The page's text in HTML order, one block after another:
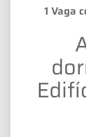
1 Vaga